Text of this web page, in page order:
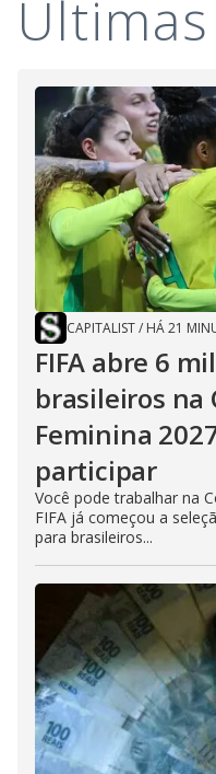
Últimas
CAPITALIST/ HÁ 21
FIFA abre 6
brasileiros na
Feminina
participar
Você pode trabalhar na
FIFA já começou a
para brasileiros...